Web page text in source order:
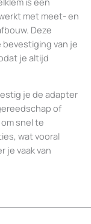
met meet- en
Deze
van je
je altijd
je de adapter
of
snel te
wat vooral
je vaak van